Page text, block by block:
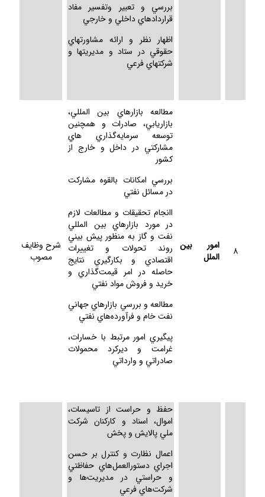
بررسي و تعبير وتفسير مفاد
قراردادهاي داخلي و خارجي
اظهار نظر و ارائه مشاورتهاي
حقوقي در ستاد و مديريتها و
شركتهاي فرعي
8
امور بين
الملل
مطالعه بازارهاي بين المللي،
بازاريابي، صادرات و همچنين
توسعه سرمايه‌گذاري هاي
مشاركتي در داخل و خارج از
كشور
بررسي امكانات بالقوه مشاركت
در مسائل نفتي
اانجام تحقيقات و مطالعات لازم
در مورد بازارهاي بين المللي
نفت و گاز به منظور پيش بيني
روند تحولات و تغييرات
اقتصادي و بكارگيري نتايج
حاصله در امر قيمت‌گذاري و
خريد و فروش مواد نفتي
مطالعه و بررسي بازارهاي جهاني
نفت خام و فرآورده‌هاي نفتي
پيگيري امور مرتبط با خسارات،
غرامت و ديركرد محمولات
صادراتي و وارداتي
شرح وظايف
مصوب
حفظ و حراست از تاسيسات،
اموال، اسناد و كاركنان شركت
ملي پالايش و پخش
اعمال نظارت و كنترل بر حسن
اجراي دستورالعمل‌هاي حفاظتي
و حراستي در مديريت‌ها و
شركت‌هاي فرعي